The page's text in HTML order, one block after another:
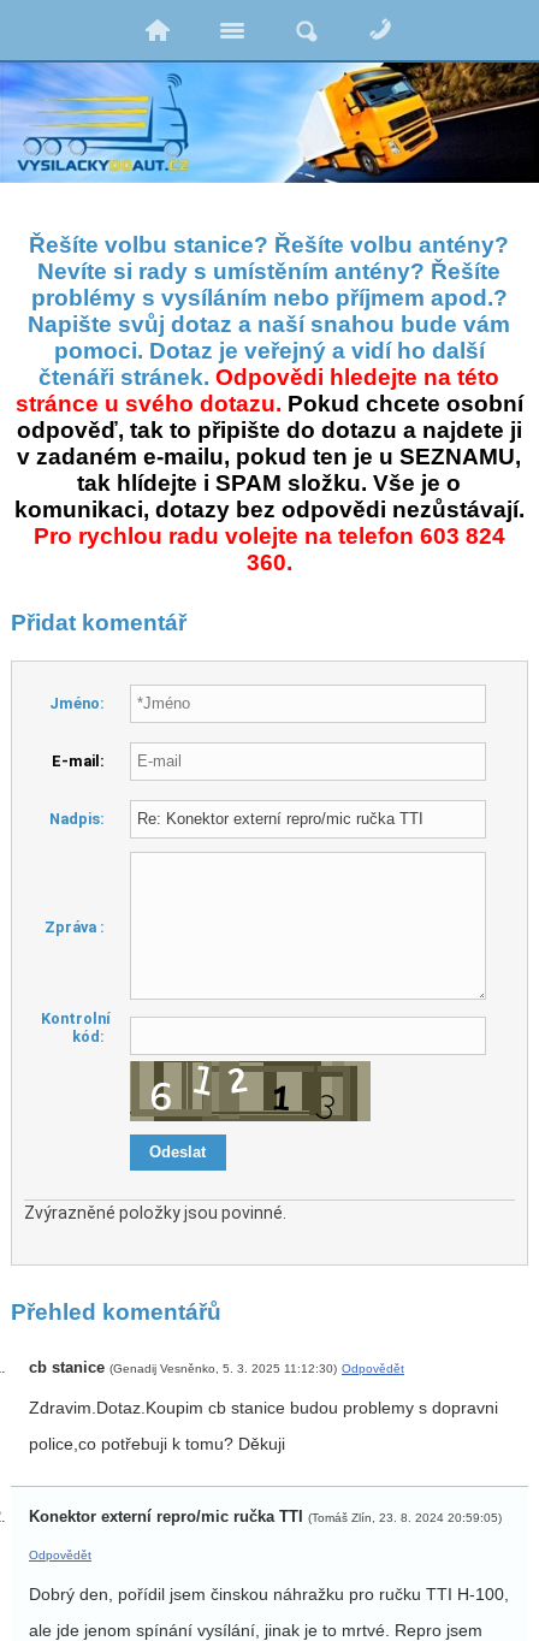
Řešíte volbu stanice? Řešíte volbu antény?
Nevíte si rady s umístěním antény? Řešíte
problémy s vysíláním nebo příjmem apod.?
Napište svůj dotaz a naší snahou bude vám
pomoci. Dotaz je veřejný a vidí ho další
čtenáři stránek.Odpovědi hledejte na této
stránce u svého dotazu. Pokud chcete osobní
odpověď, tak to připište do dotazu a najdete ji
v zadaném e-mailu, pokud ten je u SEZNAMU,
tak hlídejte i SPAM složku. Vše je o
komunikaci, dotazy bez odpovědi nezůstávají.
Pro rychlou radu volejte na telefon 603 824
360.
Přidat komentář
Jméno:
E-mail:
Nadpis:
Zpráva :
Kontrolní
kód:
Zvýrazněné položky jsou povinné.
Přehled komentářů
cb stanice (Genadij Vesněnko, 5. 3. 2025 11:12:30) Odpovědět
Zdravim.Dotaz.Koupim cb stanice budou problemy s dopravni
police,co potřebuji k tomu? Děkuji
Konektor externí repro/mic ručka TTI (Tomáš Zlín, 23. 8. 2024 20:59:05)
Odpovědět
Dobrý den, pořídil jsem činskou náhražku pro ručku TTI H-100,
ale jde jenom spínání vysílání, jinak je to mrtvé. Repro jsem